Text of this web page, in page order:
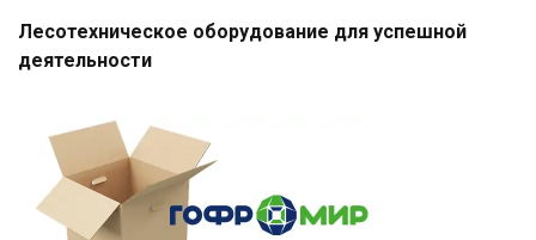
Лесотехническое оборудование для успешной
деятельности